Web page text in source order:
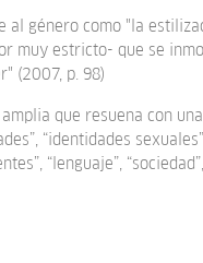
género como "la
muy estricto- que se
(2007, p. 98)
que resuena con
“identidades
“lenguaje”,